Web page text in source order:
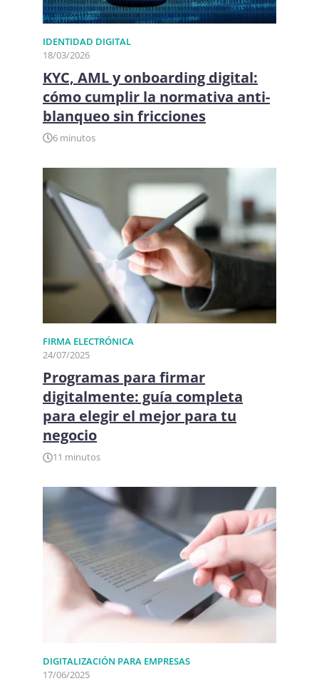
IDENTIDAD DIGITAL​
18/03/2026
KYC, AML y onboarding digital:
cómo cumplir la normativa anti-
blanqueo sin fricciones
6 minutos
FIRMA ELECTRÓNICA​
24/07/2025
Programas para firmar
digitalmente: guía completa
para elegir el mejor para tu
negocio
11 minutos
DIGITALIZACIÓN PARA EMPRESAS
17/06/2025